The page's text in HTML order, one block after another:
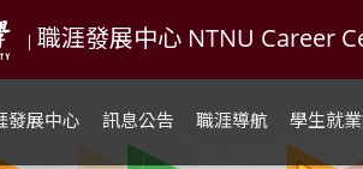
| 職涯發展中心 NTNU Career
發展中心 訊息公告 職涯導航 學生就